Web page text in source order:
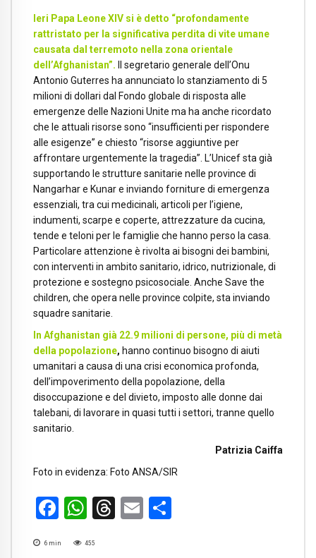
Ieri Papa Leone XIV si è detto “profondamente
rattristato per la significativa perdita di vite umane
causata dal terremoto nella zona orientale
dell’Afghanistan”. Il segretario generale dell’Onu
Antonio Guterres ha annunciato lo stanziamento di 5
milioni di dollari dal Fondo globale di risposta alle
emergenze delle Nazioni Unite ma ha anche ricordato
che le attuali risorse sono “insufficienti per rispondere
alle esigenze” e chiesto “risorse aggiuntive per
affrontare urgentemente la tragedia”. L’Unicef sta già
supportando le strutture sanitarie nelle province di
Nangarhar e Kunar e inviando forniture di emergenza
essenziali, tra cui medicinali, articoli per l’igiene,
indumenti, scarpe e coperte, attrezzature da cucina,
tende e teloni per le famiglie che hanno perso la casa.
Particolare attenzione è rivolta ai bisogni dei bambini,
con interventi in ambito sanitario, idrico, nutrizionale, di
protezione e sostegno psicosociale. Anche Save the
children, che opera nelle province colpite, sta inviando
squadre sanitarie.
In Afghanistan già 22.9 milioni di persone, più di metà
della popolazione, hanno continuo bisogno di aiuti
umanitari a causa di una crisi economica profonda,
dell’impoverimento della popolazione, della
disoccupazione e del divieto, imposto alle donne dai
talebani, di lavorare in quasi tutti i settori, tranne quello
sanitario.
Patrizia Caiffa
Foto in evidenza: Foto ANSA/SIR
Facebook
WhatsApp
Threads
Email
6 min 455